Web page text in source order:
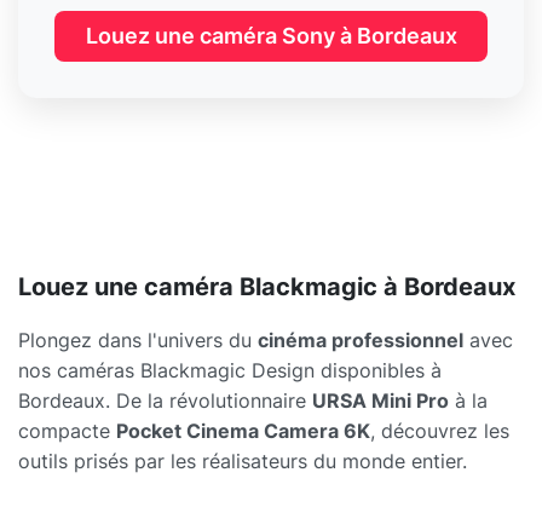
Louez une caméra Sony à Bordeaux
Louez une caméra Blackmagic à Bordeaux
Plongez dans l'univers du cinéma professionnel avec
nos caméras Blackmagic Design disponibles à
Bordeaux. De la révolutionnaire URSA Mini Pro à la
compacte Pocket Cinema Camera 6K, découvrez les
outils prisés par les réalisateurs du monde entier.